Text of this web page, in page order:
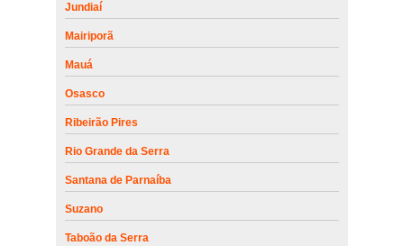
Jundiaí
Mairiporã
Mauá
Osasco
Ribeirão Pires
Rio Grande da Serra
Santana de Parnaíba
Suzano
Taboão da Serra